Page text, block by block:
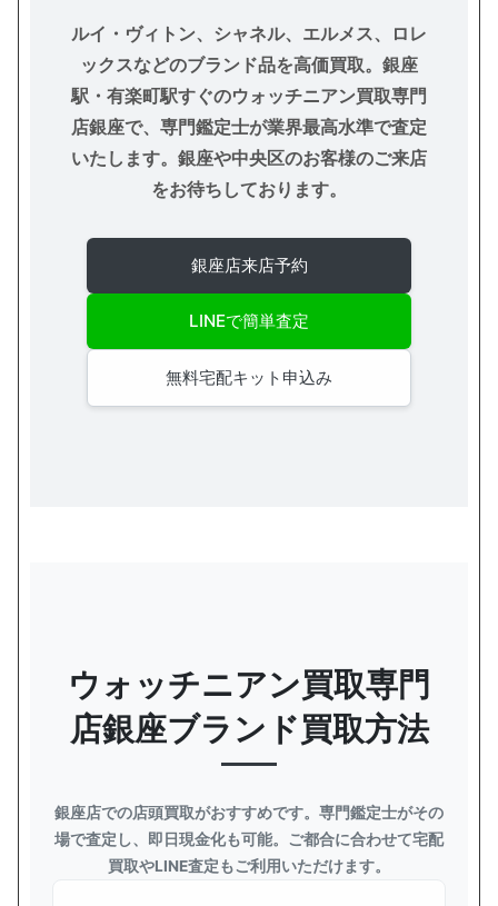
ルイ・ヴィトン、シャネル、エルメス、ロレ
ックスなどのブランド品を高価買取。銀座
駅・有楽町駅すぐのウォッチニアン買取専門
店銀座で、専門鑑定士が業界最高水準で査定
いたします。銀座や中央区のお客様のご来店
をお待ちしております。
銀座店来店予約
LINEで簡単査定
無料宅配キット申込み
ウォッチニアン買取専門
店銀座ブランド買取方法
銀座店での店頭買取がおすすめです。専門鑑定士がその
場で査定し、即日現金化も可能。ご都合に合わせて宅配
買取やLINE査定もご利用いただけます。